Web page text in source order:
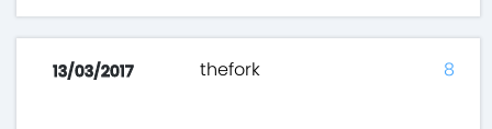
13/03/2017 thefork 8